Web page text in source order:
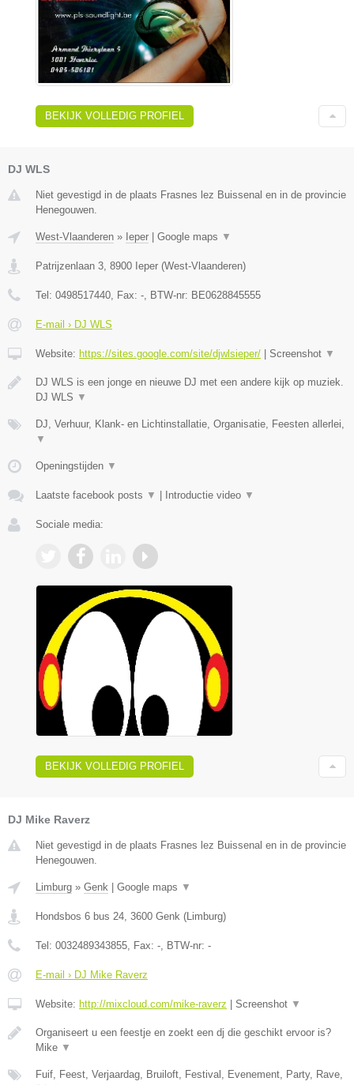
BEKIJK VOLLEDIG PROFIEL
DJ WLS
Niet gevestigd in de plaats Frasnes lez Buissenal en in de provincie
Henegouwen.
West-Vlaanderen » Ieper Google maps ▼
Patrijzenlaan 3, 8900 Ieper (West-Vlaanderen)
Tel: 0498517440, Fax: -, BTW-nr: BE0628845555
E-mail › DJ WLS
Website: https://sites.google.com/site/djwlsieper/ Screenshot ▼
DJ WLS is een jonge en nieuwe DJ met een andere kijk op muziek.
DJ WLS ▼
DJ, Verhuur, Klank- en Lichtinstallatie, Organisatie, Feesten allerlei,
▼
Openingstijden ▼
Laatste facebook posts ▼ Introductie video ▼
Sociale media:
BEKIJK VOLLEDIG PROFIEL
DJ Mike Raverz
Niet gevestigd in de plaats Frasnes lez Buissenal en in de provincie
Henegouwen.
Limburg » Genk Google maps ▼
Hondsbos 6 bus 24 3600 Genk ( Limburg)
Tel: 0032489343855 , Fax: - , BTW-nr: -
E-mail › DJ Mike Raverz
Website: http://mixcloud.com/mike-raverz Screenshot ▼
Organiseert u een feestje en zoekt een dj die geschikt ervoor is?
Mike ▼
Fuif, Feest, Verjaardag, Bruiloft, Festival, Evenement, Party, Rave,